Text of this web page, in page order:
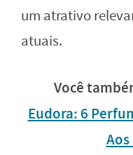
um atrativo
atuais.
Você
Eudora: 6